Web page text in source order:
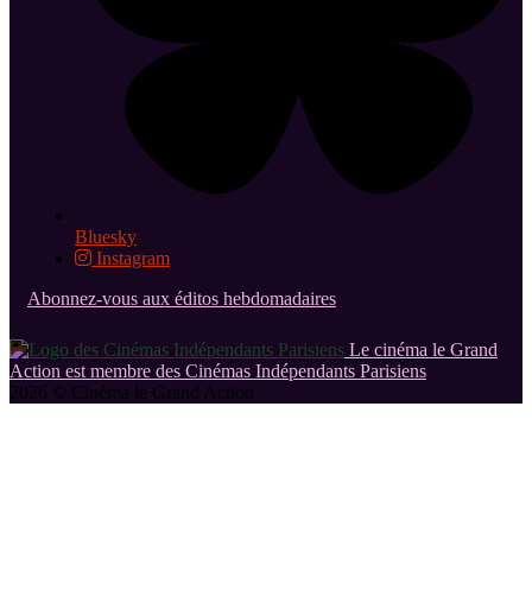
Bluesky
Instagram
Abonnez-vous aux éditos hebdomadaires
Le cinéma le Grand
Action est membre des Cinémas Indépendants Parisiens
2026 © Cinéma le Grand Action